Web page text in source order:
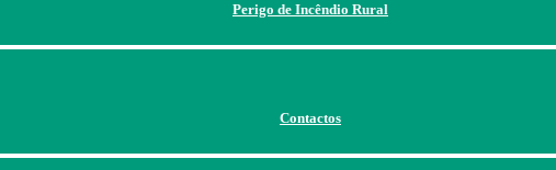
Perigo de Incêndio Rural
Contactos